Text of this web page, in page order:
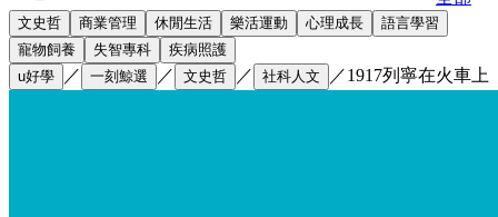
文史哲 商業管理 休閒生活 樂活運動 心理成長
語言學習
寵物飼養
失智專科
疾病照護
u好學
／ 一刻鯨選 ／ 文史哲 ／ 社科人文 ／1917列寧在火車上